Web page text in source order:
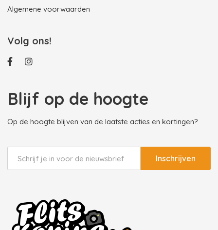
Algemene voorwaarden
Volg ons!
Blijf op de hoogte
Op de hoogte blijven van de laatste acties en kortingen?
Inschrijven